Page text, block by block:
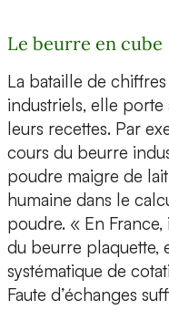
Le beurre en cube
La bataille de
industriels, elle
leurs recettes. Par
cours du beurre
poudre maigre de
humaine dans le
poudre. « En France,
du beurre plaquette,
systématique de
Faute d’échanges